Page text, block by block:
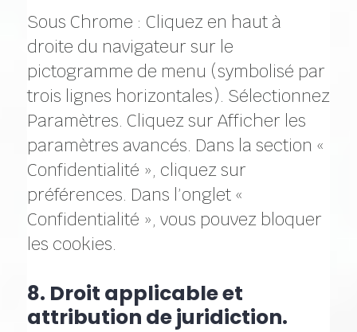
Sous Chrome : Cliquez en haut à
droite du navigateur sur le
pictogramme de menu (symbolisé par
trois lignes horizontales). Sélectionnez
Paramètres. Cliquez sur Afficher les
paramètres avancés. Dans la section «
Confidentialité », cliquez sur
préférences. Dans l’onglet «
Confidentialité », vous pouvez bloquer
les cookies.
8. Droit applicable et
attribution de juridiction.